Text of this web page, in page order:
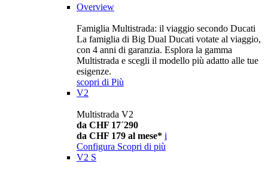
Overview
Famiglia Multistrada: il viaggio secondo Ducati
La famiglia di Big Dual Ducati votate al viaggio,
con 4 anni di garanzia. Esplora la gamma
Multistrada e scegli il modello più adatto alle tue
esigenze.
scopri di Più
V2
Multistrada V2
da CHF 17´290
da CHF 179 al mese* i
Configura Scopri di più
V2 S